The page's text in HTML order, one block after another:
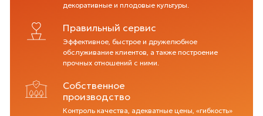
декоративные и плодовые культуры.
Правильный сервис
Эффективное, быстрое и дружелюбное
обслуживание клиентов, а также построение
прочных отношений с ними.
Собственное
производство
Контроль качества, адекватные цены, «гибкость»